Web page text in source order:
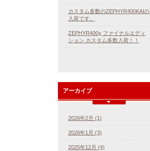
カスタム多数のZEPHYR400KAIの
入荷です。
ZEPHYR400χ ファイナルエディ
ション カスタム多数入荷！！
アーカイブ
2026年2月 (1)
2026年1月 (3)
2025年12月 (4)